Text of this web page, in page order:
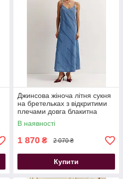
Джинсова жіноча літня сукня
на бретельках з відкритими
плечами довга блакитна
44/46
В наявності
1 870 ₴ 2 070 ₴
Купити